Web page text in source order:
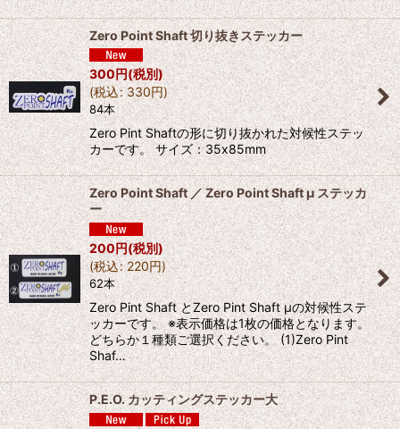
Zero Point Shaft 切り抜きステッカー
300円(税別)
(税込: 330円)
84本
Zero Pint Shaftの形に切り抜かれた対候性ステッ
カーです。 サイズ：35x85mm
Zero Point Shaft ／ Zero Point Shaft μ ステッカ
ー
200円(税別)
(税込: 220円)
62本
Zero Pint Shaft とZero Pint Shaft μの対候性ステ
ッカーです。 ※表示価格は1枚の価格となります。
どちらか１種類ご選択ください。 (1)Zero Pint
Shaf…
P.E.O. カッティングステッカー大